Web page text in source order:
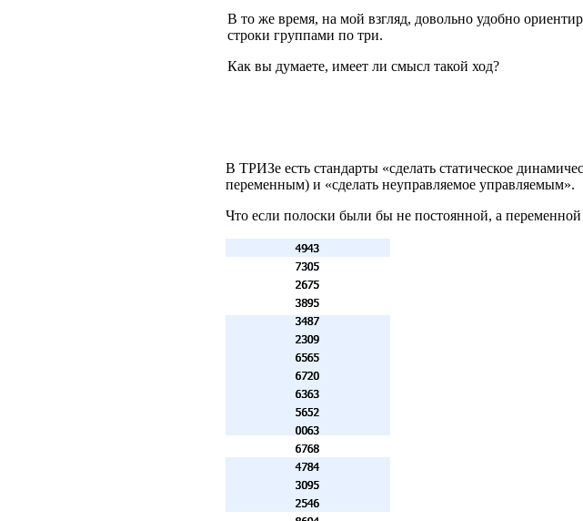
В то же время, на мой взгляд, довольно удобно
строки группами по три.
Как вы думаете, имеет ли смысл такой ход?
В ТРИЗе есть стандарты «сделать статическое
переменным) и «сделать неуправляемое управляемым».
Что если полоски были бы не постоянной, а